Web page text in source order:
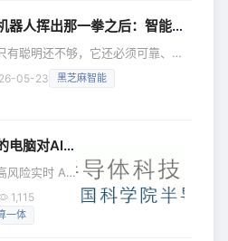
品应用。
应用早
它们生成的
分享，或者
一拳之后：智能机器人的安全，到底该怎么做？
有聪明还不够，它还必须可靠、可
，是机器人的上限；安全，是机器
示：从隐忧到现实 2025年
假人，抬起机械臂，狠狠挥了一
似普通的一拳，却击碎了整个行业
05-23
黑芝麻智能
AI来说太慢了？
风险实时 AI
机受 “存储
衡。文章剖
1,115
一体